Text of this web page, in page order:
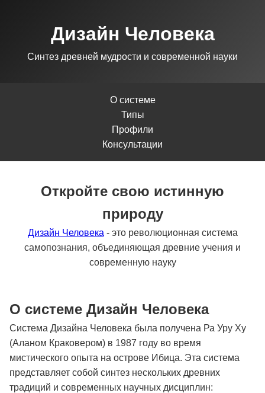
Дизайн Человека
Синтез древней мудрости и современной науки
О системе
Типы
Профили
Консультации
Откройте свою истинную
природу
Дизайн Человека - это революционная система
самопознания, объединяющая древние учения и
современную науку
О системе Дизайн Человека
Система Дизайна Человека была получена Ра Уру Ху
(Аланом Краковером) в 1987 году во время
мистического опыта на острове Ибица. Эта система
представляет собой синтез нескольких древних
традиций и современных научных дисциплин: